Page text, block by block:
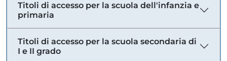
Titoli di accesso per la scuola dell'infanzia e
primaria
Titoli di accesso per la scuola secondaria di
I e II grado